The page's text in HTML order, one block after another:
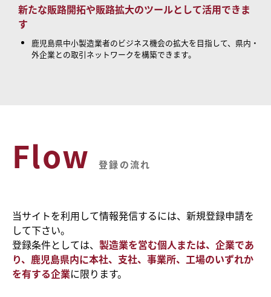
新たな販路開拓や販路拡大のツールとして活用できま
す
鹿児島県中小製造業者のビジネス機会の拡大を目指して、県内・
外企業との取引ネットワークを構築できます。
Flow 登録の流れ
当サイトを利用して情報発信するには、新規登録申請を
して下さい。
登録条件としては、 製造業を営む個人または、企業であ
り、鹿児島県内に本社、支社、事業所、工場のいずれか
を有する企業に限ります。